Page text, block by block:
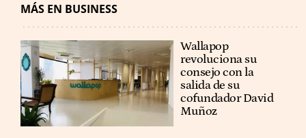
MÁS EN BUSINESS
Wallapop
revoluciona su
consejo con la
salida de su
cofundador David
Muñoz